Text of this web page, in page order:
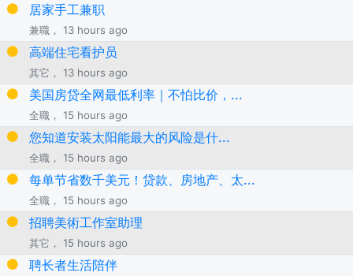
居家手工兼职
兼職， 13 hours ago
高端住宅看护员
其它， 13 hours ago
美国房贷全网最低利率｜不怕比价，...
全職， 15 hours ago
您知道安装太阳能最大的风险是什...
全職， 15 hours ago
每单节省数千美元！贷款、房地产、太...
全職， 15 hours ago
招聘美術工作室助理
其它， 15 hours ago
聘长者生活陪伴